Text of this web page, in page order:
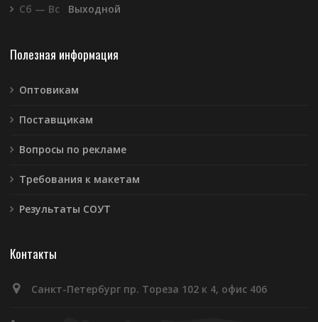
Сб — Вс Выходной
Полезная информация
Оптовикам
Поставщикам
Вопросы по рекламе
Требования к макетам
Результаты СОУТ
Контакты
Санкт-Петербург пр. Тореза 102 к 4, офис 406